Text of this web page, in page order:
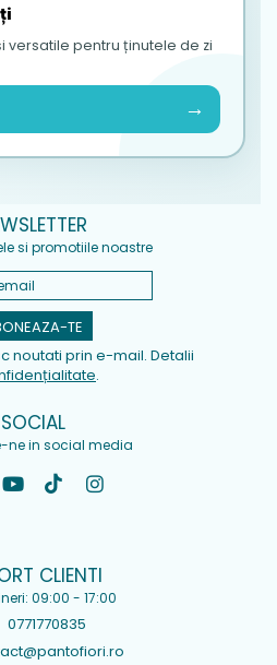
versatile pentru ținutele de zi
→
si promotiile noastre
noutati prin e-mail. Detalii
.
SOCIAL
ne in social media
CLIENTI
09:00 - 17:00
0771770835